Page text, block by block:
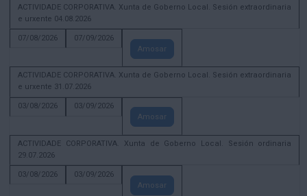
ACTIVIDADE CORPORATIVA. Xunta de Goberno Local. Sesión extraordinaria
e urxente 04.08.2026
07/08/2026
07/09/2026
Amosar
ACTIVIDADE CORPORATIVA. Xunta de Goberno Local. Sesión extraordinaria
e urxente 31.07.2026
03/08/2026
03/09/2026
Amosar
ACTIVIDADE CORPORATIVA. Xunta de Goberno Local. Sesión ordinaria
29.07.2026
03/08/2026
03/09/2026
Amosar